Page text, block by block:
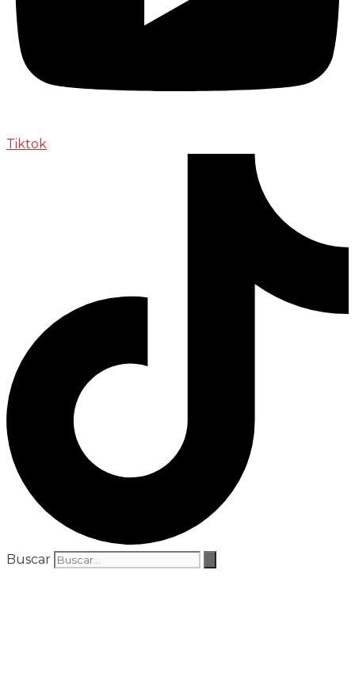
Tiktok
Buscar